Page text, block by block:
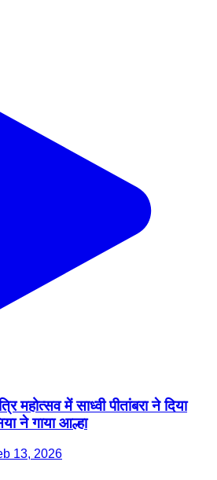
महोत्सव में साध्वी पीतांबरा ने दिया
ने गाया आल्हा
13, 2026